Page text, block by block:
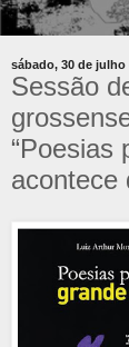
sábado, 30 de julho
Sessão
“Poesias
acontece